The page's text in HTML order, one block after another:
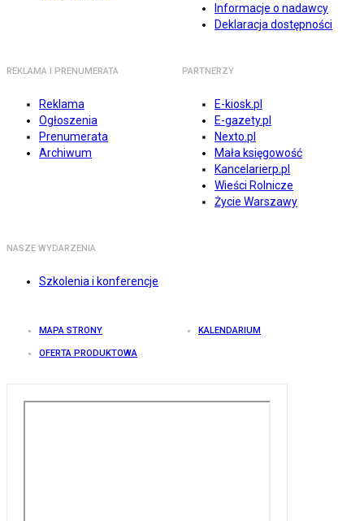
Informacje o nadawcy
Deklaracja dostępności
REKLAMA I PRENUMERATA
Reklama
Ogłoszenia
Prenumerata
Archiwum
PARTNERZY
E-kiosk.pl
E-gazety.pl
Nexto.pl
Mała księgowość
Kancelarierp.pl
Wieści Rolnicze
Życie Warszawy
NASZE WYDARZENIA
Szkolenia i konferencje
MAPA STRONY KALENDARIUM
OFERTA PRODUKTOWA